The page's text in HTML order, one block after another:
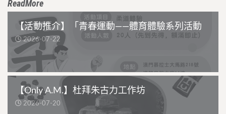
ReadMore
【活動推介】「青春運動——體育體驗系列活動
2026-07-22
【Only A.M.】杜拜朱古力工作坊
2026-07-20